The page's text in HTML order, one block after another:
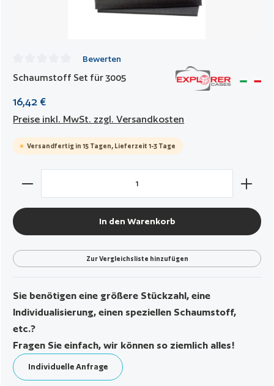
Durchschnittliche Bewertung von 0 von 5 Sternen
Bewerten
Schaumstoff Set für 3005
16,42 €
Preise inkl. MwSt. zzgl. Versandkosten
Versandfertig in 15 Tagen, Lieferzeit 1-3 Tage
Produkt Anzahl: Gib den gewünschten Wert ein oder
In den Warenkorb
Zur Vergleichsliste hinzufügen
Sie benötigen eine größere Stückzahl, eine
Individualisierung, einen speziellen Schaumstoff,
etc.?
Fragen Sie einfach, wir können so ziemlich alles!
Individuelle Anfrage